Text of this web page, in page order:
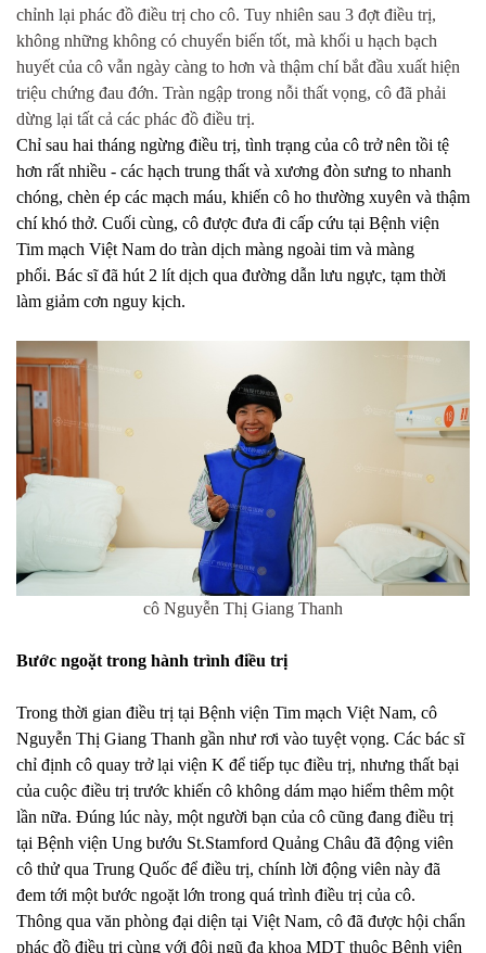
chỉnh lại phác đồ điều trị cho cô. Tuy nhiên sau 3 đợt điều trị,
không những không có chuyển biến tốt, mà khối u hạch bạch
huyết của cô vẫn ngày càng to hơn và thậm chí bắt đầu xuất hiện
triệu chứng đau đớn. Tràn ngập trong nỗi thất vọng, cô đã phải
dừng lại tất cả các phác đồ điều trị.
Chỉ sau hai tháng ngừng điều trị, tình trạng của cô trở nên tồi tệ
hơn rất nhiều - các hạch trung thất và xương đòn sưng to nhanh
chóng, chèn ép các mạch máu, khiến cô ho thường xuyên và thậm
chí khó thở. Cuối cùng, cô được đưa đi cấp cứu tại Bệnh viện
Tim mạch Việt Nam do tràn dịch màng ngoài tim và màng
phổi. Bác sĩ đã hút 2 lít dịch qua đường dẫn lưu ngực, tạm thời
làm giảm cơn nguy kịch.
cô Nguyễn Thị Giang Thanh
Bước ngoặt trong hành trình điều trị
Trong thời gian điều trị tại Bệnh viện Tim mạch Việt Nam, cô
Nguyễn Thị Giang Thanh gần như rơi vào tuyệt vọng. Các bác sĩ
chỉ định cô quay trở lại viện K để tiếp tục điều trị, nhưng thất bại
của cuộc điều trị trước khiến cô không dám mạo hiểm thêm một
lần nữa. Đúng lúc này, một người bạn của cô cũng đang điều trị
tại Bệnh viện Ung bướu St.Stamford Quảng Châu đã động viên
cô thử qua Trung Quốc để điều trị, chính lời động viên này đã
đem tới một bước ngoặt lớn trong quá trình điều trị của cô.
Thông qua văn phòng đại diện tại Việt Nam, cô đã được hội chẩn
phác đồ điều trị cùng với đội ngũ đa khoa MDT thuộc Bệnh viện